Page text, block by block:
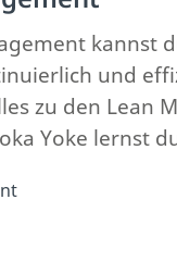
kannst
und
zu den Lean
Yoke lernst